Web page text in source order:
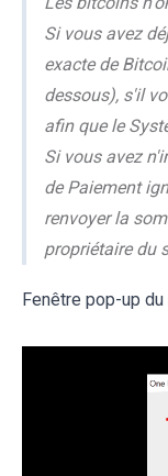
Si vous avez
exacte de
dessous), s'il
afin que le
Si vous avez
de Paiement
renvoyer la
propriétaire du
Fenêtre pop-up